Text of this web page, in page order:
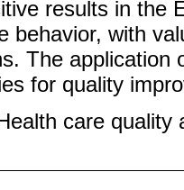
results in the
behavior, with
The application
for quality
care quality